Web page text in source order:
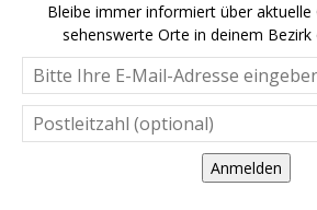
Bleibe immer informiert über aktuelle
sehenswerte Orte in deinem Bezirk
Anmelden